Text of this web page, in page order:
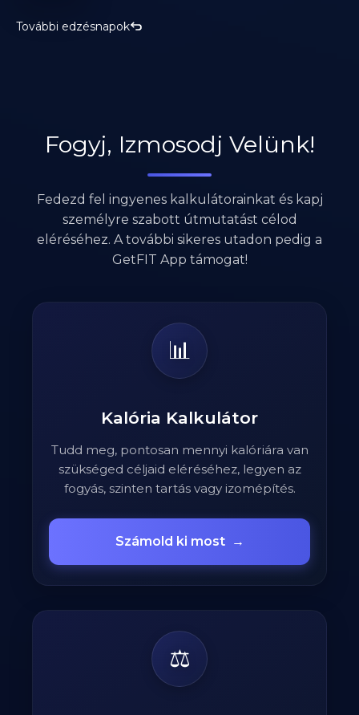
További edzésnapok
Fogyj, Izmosodj Velünk!
Fedezd fel ingyenes kalkulátorainkat és kapj
személyre szabott útmutatást célod
eléréséhez. A további sikeres utadon pedig a
GetFIT App támogat!
📊
Kalória Kalkulátor
Tudd meg, pontosan mennyi kalóriára van
szükséged céljaid eléréséhez, legyen az
fogyás, szinten tartás vagy izomépítés.
Számold ki most →
⚖️